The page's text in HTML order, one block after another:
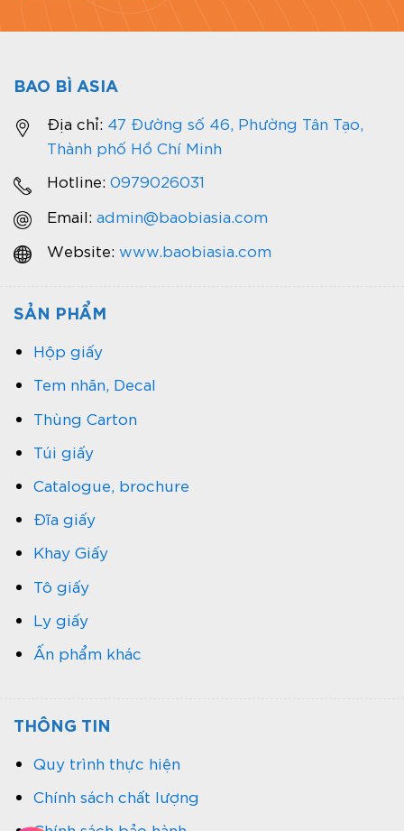
BAO BÌ ASIA
Địa chỉ: 47 Đường số 46, Phường Tân Tạo,
Thành phố Hồ Chí Minh
Hotline: 0979026031
Email: admin@baobiasia.com
Website: www.baobiasia.com
SẢN PHẨM
Hộp giấy
Tem nhãn, Decal
Thùng Carton
Túi giấy
Catalogue, brochure
Đĩa giấy
Khay Giấy
Tô giấy
Ly giấy
Ấn phẩm khác
THÔNG TIN
Quy trình thực hiện
Chính sách chất lượng